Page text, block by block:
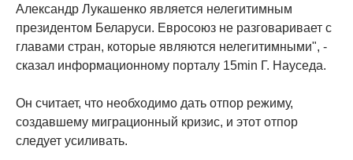
Александр Лукашенко является нелегитимным
президентом Беларуси. Евросоюз не разговаривает с
главами стран, которые являются нелегитимными", -
сказал информационному порталу 15min Г. Науседа.
Он считает, что необходимо дать отпор режиму,
создавшему миграционный кризис, и этот отпор
следует усиливать.